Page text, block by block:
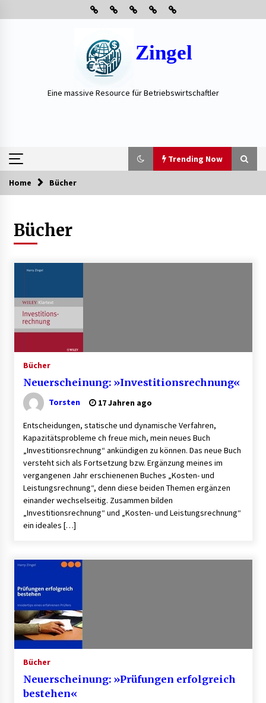
to
Zingel
Eine massive Resource für Betriebswirtschaftler
Trending Now
Trending Now
B2B-Firmenauflösungen: Wie Maschinen,
sinnvoll verwertet werden
Aluminium schweissen – worauf es bei
Geräten und Verfahren ankommt
Verwaltung Sondereigentum: Aufgaben,
Vorteile und wichtige Unterschiede zur WEG-
Verwaltung
2 Monaten ago
Professionelle Plastikkarten – der erste
Eindruck, der lange bleibt
Technologien, die den Einkauf transformieren
Schuldnerberatung: So gewinnen Sie wieder
Kontrolle über Ihre Finanzen
3 Monaten ago
Home Bücher
Bücher
Bücher
Neuerscheinung: »Investitionsrechnung«
Torsten 17 Jahren ago
Entscheidungen, statische und dynamische Verfahren,
Kapazitätsprobleme ch freue mich, mein neues Buch
„Investitionsrechnung“ ankündigen zu können. Das neue Buch
versteht sich als Fortsetzung bzw. Ergänzung meines im
vergangenen Jahr erschienenen Buches „Kosten- und
Leistungsrechnung“, denn diese beiden Themen ergänzen
einander wechselseitig. Zusammen bilden
„Investitionsrechnung“ und „Kosten- und Leistungsrechnung“
ein ideales […]
Bücher
Neuerscheinung: »Prüfungen erfolgreich
bestehen«